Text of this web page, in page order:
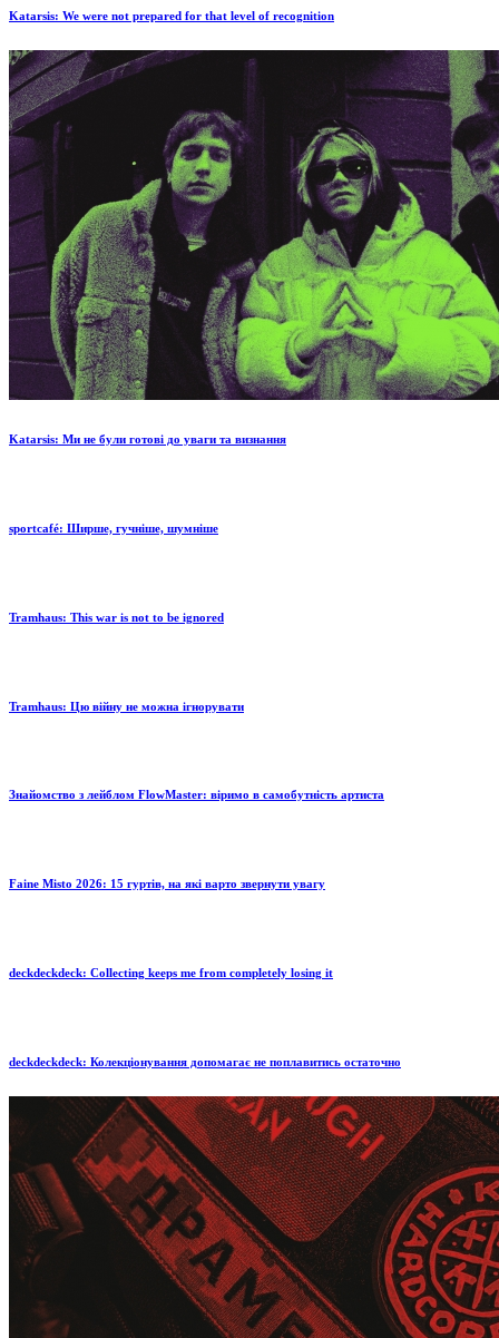
Katarsis: We were not prepared for that level of recognition
Katarsis: Ми не були готові до уваги та визнання
sportcafé: Ширше, гучніше, шумніше
Tramhaus: Тhis war is not to be ignored
Tramhaus: Цю війну не можна ігнорувати
Знайомство з лейблом FlowMaster: віримо в самобутність артиста
Faine Misto 2026: 15 гуртів, на які варто звернути увагу
deckdeckdeck: Collecting keeps me from completely losing it
deckdeckdeck: Колекціонування допомагає не поплавитись остаточно